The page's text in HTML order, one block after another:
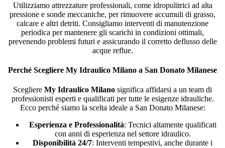
Utilizziamo attrezzature professionali, come idropulitrici ad alta
pressione e sonde meccaniche, per rimuovere accumuli di grasso,
calcare e altri detriti. Consigliamo interventi di manutenzione
periodica per mantenere gli scarichi in condizioni ottimali,
prevenendo problemi futuri e assicurando il corretto deflusso delle
acque reflue.
Perché Scegliere My Idraulico Milano a San Donato Milanese
Scegliere My Idraulico Milano significa affidarsi a un team di
professionisti esperti e qualificati per tutte le esigenze idrauliche.
Ecco perché siamo la scelta ideale a San Donato Milanese:
Esperienza e Professionalità: Tecnici altamente qualificati
con anni di esperienza nel settore idraulico.
Disponibilità 24/7: Interventi tempestivi, anche durante i